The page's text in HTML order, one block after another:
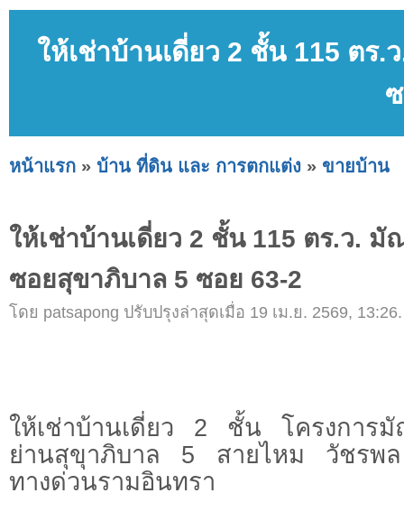
ให้เช่าบ้านเดี่ยว 2 ชั้น 115 ต
หน้าแรก » บ้าน ที่ดิน และ การตกแต่ง » ขายบ้าน
ให้เช่าบ้านเดี่ยว 2 ชั้น 115 ตร.ว.
ซอยสุขาภิบาล 5 ซอย 63-2
โดย patsapong ปรับปรุงล่าสุดเมื่อ 19 เม.ย. 2569, 13:26.
ให้เช่าบ้านเดี่ยว 2 ชั้น โครงการ
ย่านสุขุาภิบาล 5 สายไหม วัชรพ
ทางด่วนรามอินทรา